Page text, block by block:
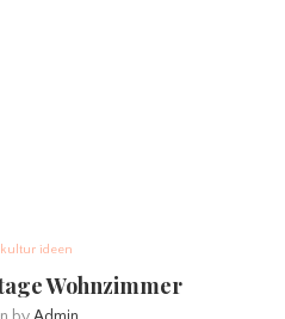
ideen
Wohnzimmer